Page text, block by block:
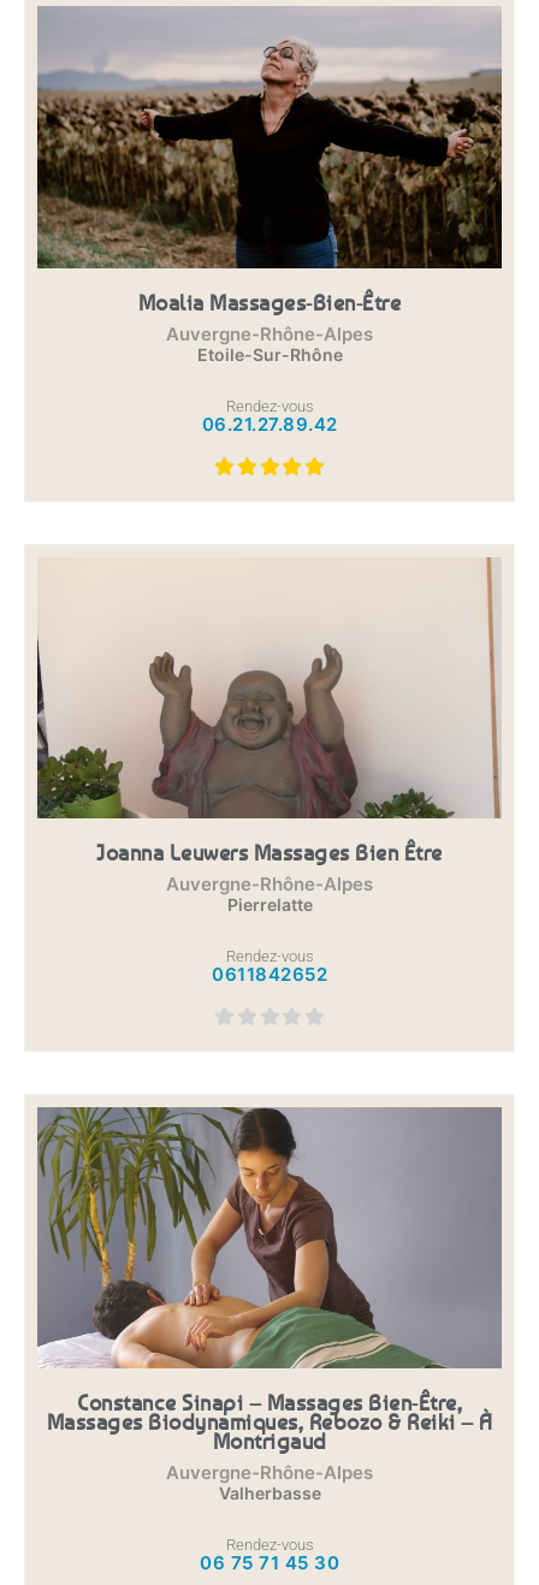
Moalia Massages-Bien-Être
Auvergne-Rhône-Alpes
Etoile-Sur-Rhône
Rendez-vous
06.21.27.89.42
Joanna Leuwers Massages Bien Être
Auvergne-Rhône-Alpes
Pierrelatte
Rendez-vous
0611842652
Constance Sinapi – Massages Bien-Être,
Massages Biodynamiques, Rebozo & Reiki – À
Montrigaud
Auvergne-Rhône-Alpes
Valherbasse
Rendez-vous
06 75 71 45 30